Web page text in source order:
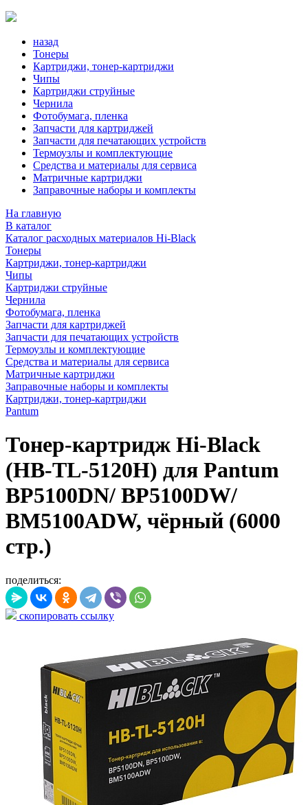
назад
Тонеры
Картриджи, тонер-картриджи
Чипы
Картриджи струйные
Чернила
Фотобумага, пленка
Запчасти для картриджей
Запчасти для печатающих устройств
Термоузлы и комплектующие
Средства и материалы для сервиса
Матричные картриджи
Заправочные наборы и комплекты
На главную
В каталог
Каталог расходных материалов Hi-Black
Тонеры
Картриджи, тонер-картриджи
Чипы
Картриджи струйные
Чернила
Фотобумага, пленка
Запчасти для картриджей
Запчасти для печатающих устройств
Термоузлы и комплектующие
Средства и материалы для сервиса
Матричные картриджи
Заправочные наборы и комплекты
Картриджи, тонер-картриджи
Pantum
Тонер-картридж Hi-Black
(HB-TL-5120H) для Pantum
BP5100DN/ BP5100DW/
BM5100ADW, чёрный (6000
стр.)
поделиться:
скопировать ссылку